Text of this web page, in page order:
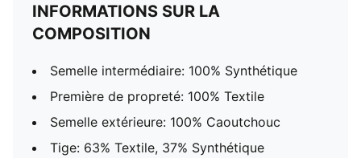
INFORMATIONS SUR LA
COMPOSITION
Semelle intermédiaire: 100% Synthétique
Première de propreté: 100% Textile
Semelle extérieure: 100% Caoutchouc
Tige: 63% Textile, 37% Synthétique